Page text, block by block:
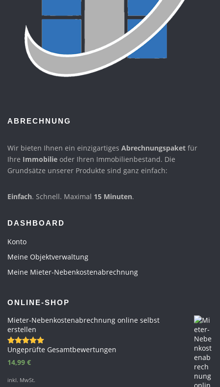
ABRECHNUNG
Wir bieten Ihnen ein einzigartiges Abrechnungspaket für
Ihre Immobilie oder Ihren Immobilienbestand. Die
Grundsätze unserer Produkte sind ganz einfach:
Einfach. Schnell. Maximal 15 Minuten.
DASHBOARD
Konto
Meine Objektverwaltung
Meine Mieter-Nebenkostenabrechnung
ONLINE-SHOP
Mieter-Nebenkostenabrechnung online selbst
erstellen
Bewertet
von 5
Ungeprüfte Gesamtbewertungen
14,99 €
inkl. MwSt.